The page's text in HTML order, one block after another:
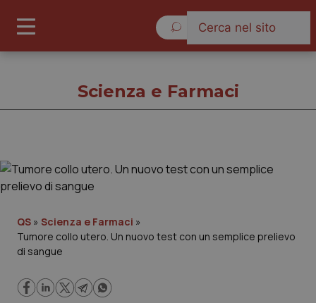
Governo e Parlamento
Regioni e Asl
Scienza e Farmaci
QS » Scienza e Farmaci »
Tumore collo utero. Un nuovo test con un semplice prelievo
di sangue